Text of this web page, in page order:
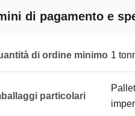
di pagamento e
di ordine minimo 1
particolari